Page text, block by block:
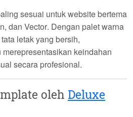
sesuai untuk website bertema
, dan Vector. Dengan palet warna
letak yang bersih,
keindahan
secara profesional.
oleh Deluxe